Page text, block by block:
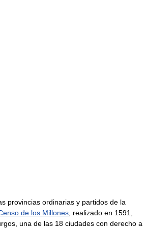
provincias ordinarias y partidos de la
de los Millones , realizado en 1591,
una de las 18 ciudades con derecho a